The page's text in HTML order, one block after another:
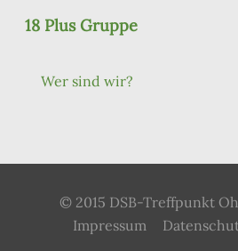
18 Plus Gruppe
Wer sind wir?
© 2015 DSB-Treffpunkt
Impressum